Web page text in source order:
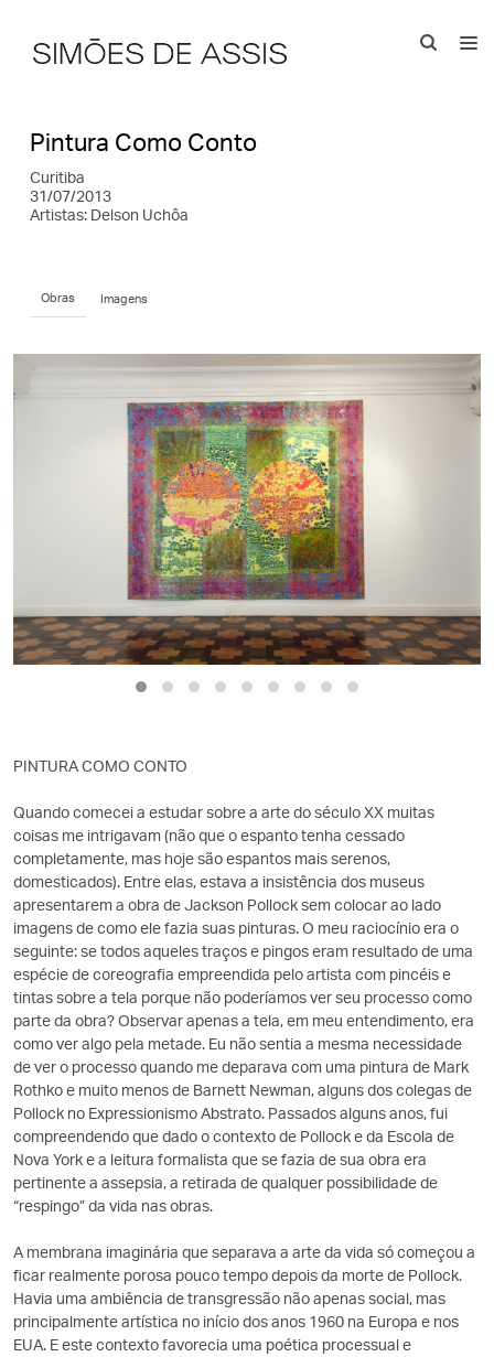
Pintura Como Conto
Curitiba
31/07/2013
Artistas: Delson Uchôa
Obras Imagens
PINTURA COMO CONTO
Quando comecei a estudar sobre a arte do século XX muitas
coisas me intrigavam (não que o espanto tenha cessado
completamente, mas hoje são espantos mais serenos,
domesticados). Entre elas, estava a insistência dos museus
apresentarem a obra de Jackson Pollock sem colocar ao lado
imagens de como ele fazia suas pinturas. O meu raciocínio era o
seguinte: se todos aqueles traços e pingos eram resultado de uma
espécie de coreografia empreendida pelo artista com pincéis e
tintas sobre a tela porque não poderíamos ver seu processo como
parte da obra? Observar apenas a tela, em meu entendimento, era
como ver algo pela metade. Eu não sentia a mesma necessidade
de ver o processo quando me deparava com uma pintura de Mark
Rothko e muito menos de Barnett Newman, alguns dos colegas de
Pollock no Expressionismo Abstrato. Passados alguns anos, fui
compreendendo que dado o contexto de Pollock e da Escola de
Nova York e a leitura formalista que se fazia de sua obra era
pertinente a assepsia, a retirada de qualquer possibilidade de
“respingo” da vida nas obras.
A membrana imaginária que separava a arte da vida só começou a
ficar realmente porosa pouco tempo depois da morte de Pollock.
Havia uma ambiência de transgressão não apenas social, mas
principalmente artística no início dos anos 1960 na Europa e nos
EUA. E este contexto favorecia uma poética processual e